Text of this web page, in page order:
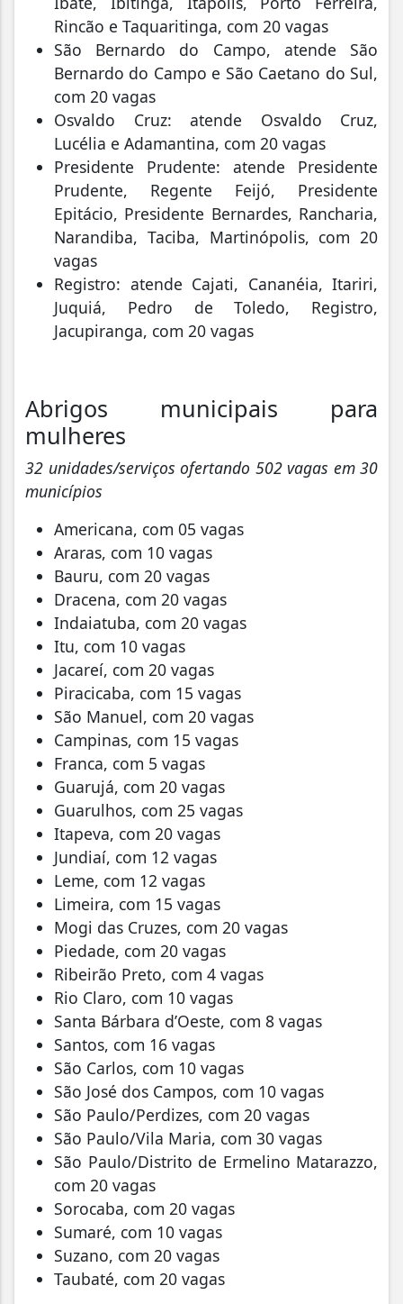
Rincão e Taquaritinga, com 20 vagas
São Bernardo do Campo, atende São
Bernardo do Campo e São Caetano do Sul,
com 20 vagas
Osvaldo Cruz: atende Osvaldo Cruz,
Lucélia e Adamantina, com 20 vagas
Presidente Prudente: atende Presidente
Prudente, Regente Feijó, Presidente
Epitácio, Presidente Bernardes, Rancharia,
Narandiba, Taciba, Martinópolis, com 20
vagas
Registro: atende Cajati, Cananéia, Itariri,
Juquiá, Pedro de Toledo, Registro,
Jacupiranga, com 20 vagas
Abrigos municipais para
mulheres
32 unidades/serviços ofertando 502 vagas em 30
municípios
Americana, com 05 vagas
Araras, com 10 vagas
Bauru, com 20 vagas
Dracena, com 20 vagas
Indaiatuba, com 20 vagas
Itu, com 10 vagas
Jacareí, com 20 vagas
Piracicaba, com 15 vagas
São Manuel, com 20 vagas
Campinas, com 15 vagas
Franca, com 5 vagas
Guarujá, com 20 vagas
Guarulhos, com 25 vagas
Itapeva, com 20 vagas
Jundiaí, com 12 vagas
Leme, com 12 vagas
Limeira, com 15 vagas
Mogi das Cruzes, com 20 vagas
Piedade, com 20 vagas
Ribeirão Preto, com 4 vagas
Rio Claro, com 10 vagas
Santa Bárbara d’Oeste, com 8 vagas
Santos, com 16 vagas
São Carlos, com 10 vagas
São José dos Campos, com 10 vagas
São Paulo/Perdizes, com 20 vagas
São Paulo/Vila Maria, com 30 vagas
São Paulo/Distrito de Ermelino Matarazzo,
com 20 vagas
Sorocaba, com 20 vagas
Sumaré, com 10 vagas
Suzano, com 20 vagas
Taubaté, com 20 vagas